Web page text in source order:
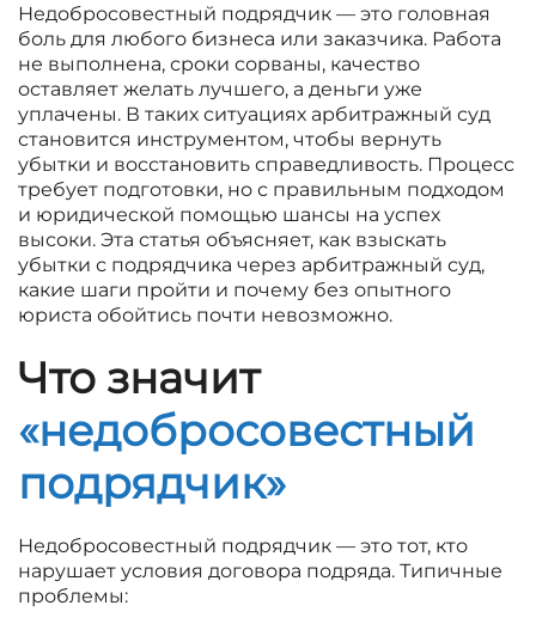
Недобросовестный подрядчик — это головная
боль для любого бизнеса или заказчика. Работа
не выполнена, сроки сорваны, качество
оставляет желать лучшего, а деньги уже
уплачены. В таких ситуациях арбитражный суд
становится инструментом, чтобы вернуть
убытки и восстановить справедливость. Процесс
требует подготовки, но с правильным подходом
и юридической помощью шансы на успех
высоки. Эта статья объясняет, как взыскать
убытки с подрядчика через арбитражный суд,
какие шаги пройти и почему без опытного
юриста обойтись почти невозможно.
Что значит
«недобросовестный
подрядчик»
Недобросовестный подрядчик — это тот, кто
нарушает условия договора подряда. Типичные
проблемы: